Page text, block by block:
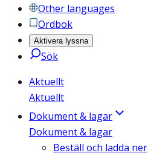
Other languages
Ordbok
Aktivera lyssna
Sök
Aktuellt
Aktuellt
Dokument & lagar
Dokument & lagar
Beställ och ladda ner